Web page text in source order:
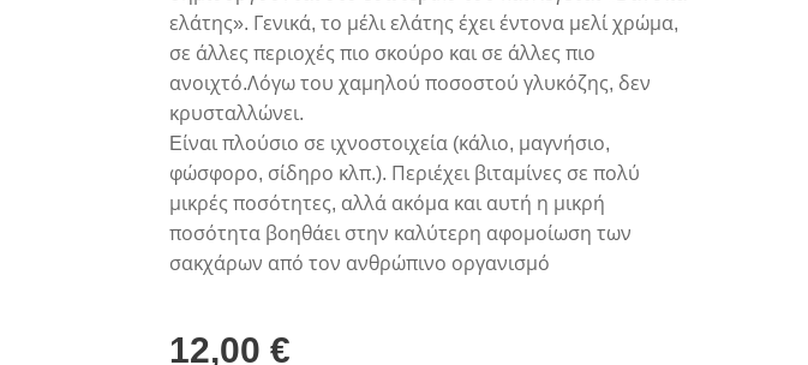
ελάτης». Γενικά, το μέλι ελάτης έχει έντονα μελί χρώμα,
σε άλλες περιοχές πιο σκούρο και σε άλλες πιο
ανοιχτό.Λόγω του χαμηλού ποσοστού γλυκόζης, δεν
κρυσταλλώνει.
Eίναι πλούσιο σε ιχνοστοιχεία (κάλιο, μαγνήσιο,
φώσφορο, σίδηρο κλπ.). Περιέχει βιταμίνες σε πολύ
μικρές ποσότητες, αλλά ακόμα και αυτή η μικρή
ποσότητα βοηθάει στην καλύτερη αφομοίωση των
σακχάρων από τον ανθρώπινο οργανισμό
12,00 €